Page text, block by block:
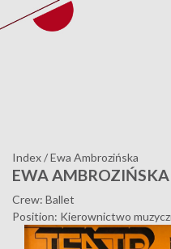
Index/Ewa Ambrozińska
EWA AMBROZIŃSKA
Crew: Ballet
Position: Kierownictwo